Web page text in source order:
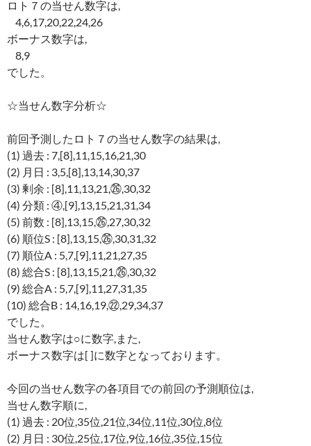
ロト７の当せん数字は,
4,6,17,20,22,24,26
ボーナス数字は,
8,9
でした。
☆当せん数字分析☆
前回予測したロト７の当せん数字の結果は,
(1) 過去 : 7,[8],11,15,16,21,30
(2) 月日 : 3,5,[8],13,14,30,37
(3) 剰余 : [8],11,13,21,㉖,30,32
(4) 分類 : ④,[9],13,15,21,31,34
(5) 前数 : [8],13,15,㉖,27,30,32
(6) 順位S : [8],13,15,㉖,30,31,32
(7) 順位A : 5,7,[9],11,21,27,35
(8) 総合S : [8],13,15,21,㉖,30,32
(9) 総合A : 5,7,[9],11,27,31,35
(10) 総合B : 14,16,19,㉒,29,34,37
でした。
当せん数字は○に数字,また,
ボーナス数字は[ ]に数字となっております。
今回の当せん数字の各項目での前回の予測順位は,
当せん数字順に,
(1) 過去 : 20位,35位,21位,34位,11位,30位,8位
(2) 月日 : 30位,25位,17位,9位,16位,35位,15位